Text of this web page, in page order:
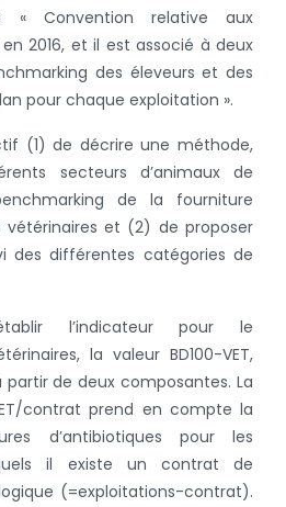
« Convention relative aux
2016, et il est associé à deux
des éleveurs et des
pour chaque exploitation ».
(1) de décrire une méthode,
secteurs d’animaux de
de la fourniture
vétérinaires et (2) de proposer
des différentes catégories de
l’indicateur pour le
la valeur BD100-VET,
de deux composantes. La
contrat prend en compte la
d’antibiotiques pour les
il existe un contrat de
(=exploitations-contrat).